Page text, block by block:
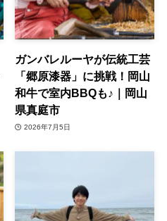
ガンバレルーヤが伝統工芸
「郷原漆器」に挑戦！岡山
和牛で室内BBQも♪｜岡山
県真庭市
2026年7月5日